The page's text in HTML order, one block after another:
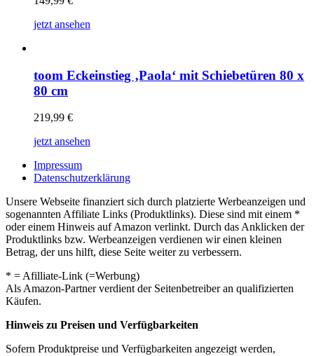
jetzt ansehen
toom Eckeinstieg ‚Paola‘ mit Schiebetüren 80 x
80 cm
219,99 €
jetzt ansehen
Impressum
Datenschutzerklärung
Unsere Webseite finanziert sich durch platzierte Werbeanzeigen und
sogenannten Affiliate Links (Produktlinks). Diese sind mit einem *
oder einem Hinweis auf Amazon verlinkt. Durch das Anklicken der
Produktlinks bzw. Werbeanzeigen verdienen wir einen kleinen
Betrag, der uns hilft, diese Seite weiter zu verbessern.
* = Afilliate-Link (=Werbung)
Als Amazon-Partner verdient der Seitenbetreiber an qualifizierten
Käufen.
Hinweis zu Preisen und Verfügbarkeiten
Sofern Produktpreise und Verfügbarkeiten angezeigt werden,